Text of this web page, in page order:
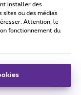
installer des
sites ou des médias
Attention, le
fonctionnement du